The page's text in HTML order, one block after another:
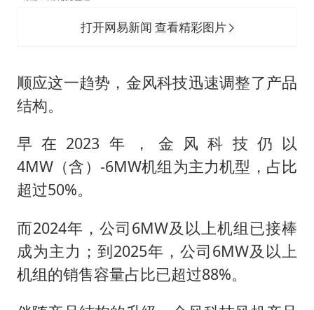
打开网易新闻 查看精彩图片
顺应这一趋势，金风科技迅速调整了产品
结构。
早在2023年，金风科技仍以
4MW（含）-6MW机组为主力机型，占比
超过50%。
而2024年，公司6MW及以上机组已接棒
成为主力；到2025年，公司6MW及以上
机组的销售容量占比已超过88%。